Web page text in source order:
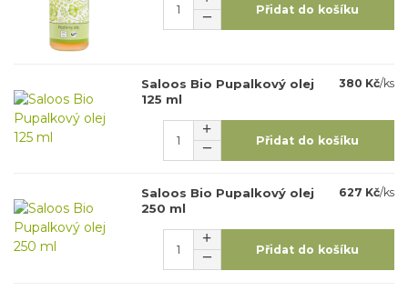
Přidat do košíku
Saloos Bio Pupalkový olej
125 ml
380 Kč/ks
Přidat do košíku
Saloos Bio Pupalkový olej
250 ml
627 Kč/ks
Přidat do košíku